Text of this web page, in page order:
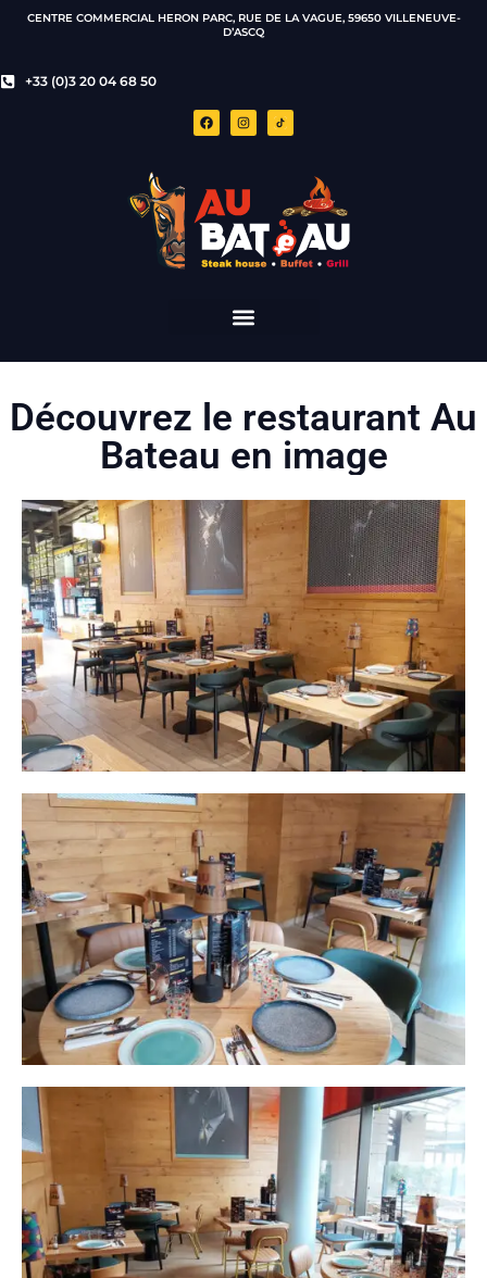
CENTRE COMMERCIAL HERON PARC, RUE DE LA VAGUE, 59650 VILLENEUVE-
D’ASCQ
+33 (0)3 20 04 68 50
Découvrez le restaurant Au
Bateau en image